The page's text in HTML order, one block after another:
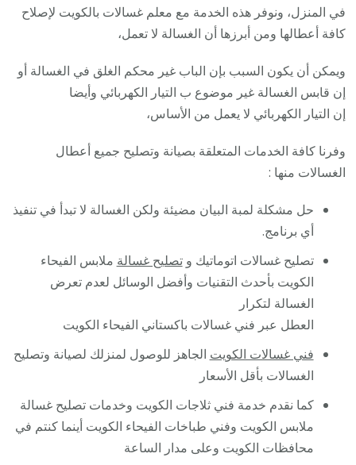
في المنزل، ونوفر هذه الخدمة مع معلم غسالات بالكويت لإصلاح
كافة أعطالها ومن أبرزها أن الغسالة لا تعمل،
ويمكن أن يكون السبب بإن الباب غير محكم الغلق في الغسالة أو
إن قابس الغسالة غير موضوع ب التيار الكهربائي وأيضا
إن التيار الكهربائي لا يعمل من الأساس،
وفرنا كافة الخدمات المتعلقة بصيانة وتصليح جميع أعطال
الغسالات منها :
حل مشكلة لمبة البيان مضيئة ولكن الغسالة لا تبدأ في تنفيذ
أي برنامج.
تصليح غسالات اتوماتيك وتصليح غسالة ملابس الفيحاء
الكويت بأحدث التقنيات وأفضل الوسائل لعدم تعرض
الغسالة لتكرار
العطل عبر فني غسالات باكستاني الفيحاء الكويت
فني غسالات الكويت الجاهز للوصول لمنزلك لصيانة وتصليح
الغسالات بأقل الأسعار
كما نقدم خدمة فني ثلاجات الكويت وخدمات تصليح غسالة
ملابس الكويت وفني طباخات الفيحاء الكويت أينما كنتم في
محافظات الكويت وعلى مدار الساعة